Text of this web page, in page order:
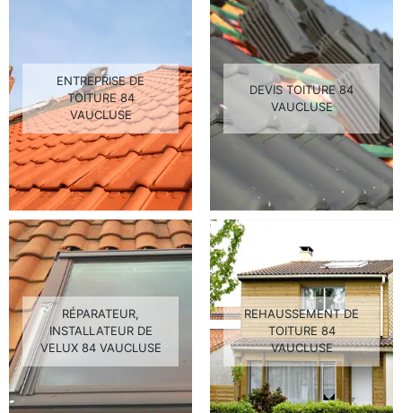
ENTREPRISE DE
TOITURE 84
VAUCLUSE
DEVIS TOITURE 84
VAUCLUSE
RÉPARATEUR,
INSTALLATEUR DE
VELUX 84 VAUCLUSE
REHAUSSEMENT DE
TOITURE 84
VAUCLUSE